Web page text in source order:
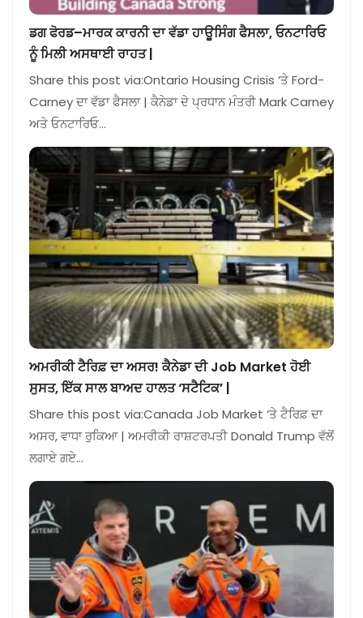
ਡਗ ਫੋਰਡ–ਮਾਰਕ ਕਾਰਨੀ ਦਾ ਵੱਡਾ ਹਾਊਸਿੰਗ ਫੈਸਲਾ, ਓਨਟਾਰਿਓ
ਨੂੰ ਮਿਲੀ ਅਸਥਾਈ ਰਾਹਤ |
Share this post via:Ontario Housing Crisis ‘ਤੇ Ford-
Carney ਦਾ ਵੱਡਾ ਫੈਸਲਾ | ਕੈਨੇਡਾ ਦੇ ਪ੍ਰਧਾਨ ਮੰਤਰੀ Mark Carney
ਅਤੇ ਓਨਟਾਰਿਓ…
ਅਮਰੀਕੀ ਟੈਰਿਫ਼ ਦਾ ਅਸਰ! ਕੈਨੇਡਾ ਦੀ Job Market ਹੋਈ
ਸੁਸਤ, ਇੱਕ ਸਾਲ ਬਾਅਦ ਹਾਲਤ ‘ਸਟੈਟਿਕ’ |
Share this post via:Canada Job Market ‘ਤੇ ਟੈਰਿਫ਼ ਦਾ
ਅਸਰ, ਵਾਧਾ ਰੁਕਿਆ | ਅਮਰੀਕੀ ਰਾਸ਼ਟਰਪਤੀ Donald Trump ਵੱਲੋਂ
ਲਗਾਏ ਗਏ…